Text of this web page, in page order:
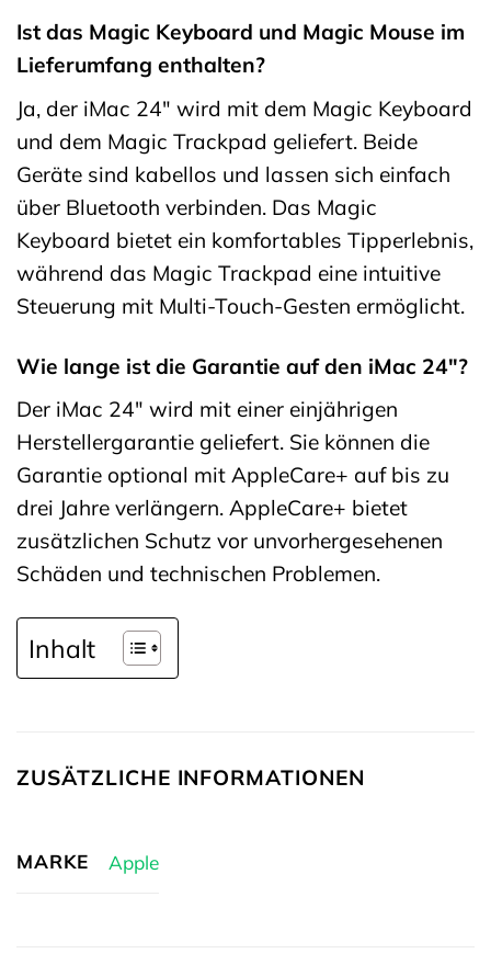
Ist das Magic Keyboard und Magic Mouse im
Lieferumfang enthalten?
Ja, der iMac 24″ wird mit dem Magic Keyboard
und dem Magic Trackpad geliefert. Beide
Geräte sind kabellos und lassen sich einfach
über Bluetooth verbinden. Das Magic
Keyboard bietet ein komfortables Tipperlebnis,
während das Magic Trackpad eine intuitive
Steuerung mit Multi-Touch-Gesten ermöglicht.
Wie lange ist die Garantie auf den iMac 24″?
Der iMac 24″ wird mit einer einjährigen
Herstellergarantie geliefert. Sie können die
Garantie optional mit AppleCare+ auf bis zu
drei Jahre verlängern. AppleCare+ bietet
zusätzlichen Schutz vor unvorhergesehenen
Schäden und technischen Problemen.
Inhalt
ZUSÄTZLICHE INFORMATIONEN
MARKE Apple